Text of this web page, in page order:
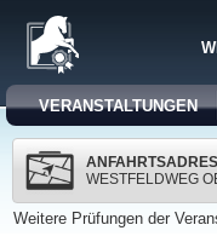
VERANSTALTUNGEN
WESTFELDWEG
Weitere Prüfungen der